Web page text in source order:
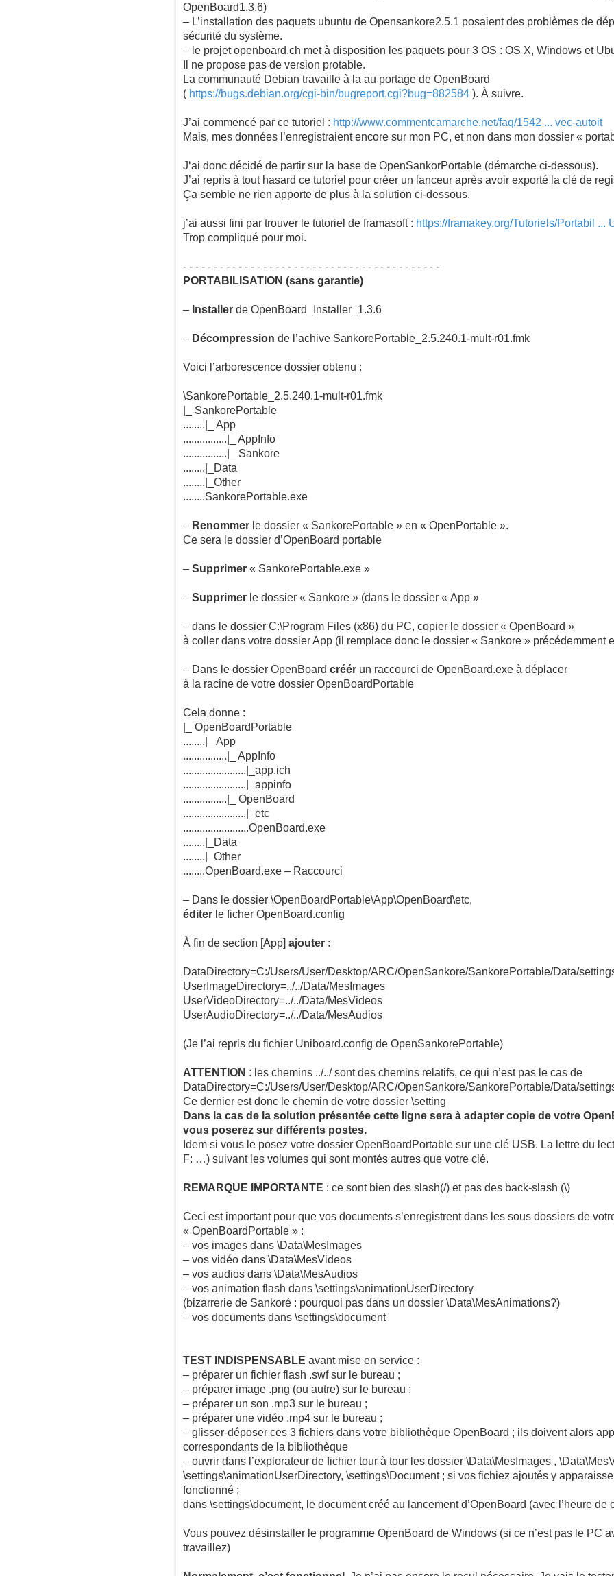
OpenBoard1.3.6)
– L’installation des paquets ubuntu de Opensankore2.5.1 posaient des problèmes de
sécurité du système.
– le projet openboard.ch met à disposition les paquets pour 3 OS : OS X, Windows et
Il ne propose pas de version protable.
La communauté Debian travaille à la au portage de OpenBoard
( https://bugs.debian.org/cgi-bin/bugreport.cgi?bug=882584). À suivre.
J’ai commencé par ce tutoriel : http://www.commentcamarche.net/faq/1542 ... vec-autoit
Mais, mes données l’enregistraient encore sur mon PC, et non dans mon dossier «
J‘ai donc décidé de partir sur la base de OpenSankorPortable (démarche ci-dessous).
J’ai repris à tout hasard ce tutoriel pour créer un lanceur après avoir exporté la clé de
Ça semble ne rien apporte de plus à la solution ci-dessous.
j’ai aussi fini par trouver le tutoriel de framasoft : https://framakey.org/Tutoriels/Portabil ...
Trop compliqué pour moi.
- - - - - - - - - - - - - - - - - - - - - - - - - - - - - - - - - - - - - - - - - -
PORTABILISATION (sans garantie)
– Installerde OpenBoard_Installer_1.3.6
– Décompression de l’achive SankorePortable_2.5.240.1-mult-r01.fmk
Voici l’arborescence dossier obtenu :
\SankorePortable_2.5.240.1-mult-r01.fmk
|_ SankorePortable
........|_ App
................|_ AppInfo
................|_ Sankore
........|_Data
........|_Other
........SankorePortable.exe
– Renommerle dossier « SankorePortable » en « OpenPortable ».
Ce sera le dossier d’OpenBoard portable
– Supprimer« SankorePortable.exe »
– Supprimerle dossier « Sankore » (dans le dossier « App »
– dans le dossier C:\Program Files (x86) du PC, copier le dossier « OpenBoard »
à coller dans votre dossier App (il remplace donc le dossier « Sankore » précédemment
– Dans le dossier OpenBoard créérun raccourci de OpenBoard.exe à déplacer
à la racine de votre dossier OpenBoardPortable
Cela donne :
|_ OpenBoardPortable
........|_ App
................|_ AppInfo
.......................|_app.ich
.......................|_appinfo
................|_ OpenBoard
.......................|_etc
........................OpenBoard.exe
........|_Data
........|_Other
........OpenBoard.exe – Raccourci
– Dans le dossier \OpenBoardPortable\App\OpenBoard\etc,
éditerle ficher OpenBoard.config
À fin de section [App] ajouter:
DataDirectory=C:/Users/User/Desktop/ARC/OpenSankore/SankorePortable/Data/
UserImageDirectory=../../Data/MesImages
UserVideoDirectory=../../Data/MesVideos
UserAudioDirectory=../../Data/MesAudios
(Je l’ai repris du fichier Uniboard.config de OpenSankorePortable)
ATTENTION : les chemins ../../ sont des chemins relatifs, ce qui n’est pas le cas de
DataDirectory=C:/Users/User/Desktop/ARC/OpenSankore/SankorePortable/Data/
Ce dernier est donc le chemin de votre dossier \setting
Dans la cas de la solution présentée cette ligne sera à adapter copie de votre
vous poserez sur différents postes.
Idem si vous le posez votre dossier OpenBoardPortable sur une clé USB. La lettre du
F: …) suivant les volumes qui sont montés autres que votre clé.
REMARQUE IMPORTANTE : ce sont bien des slash(/) et pas des back-slash (\)
Ceci est important pour que vos documents s’enregistrent dans les sous dossiers de
« OpenBoardPortable » :
– vos images dans \Data\MesImages
– vos vidéo dans \Data\MesVideos
– vos audios dans \Data\MesAudios
– vos animation flash dans \settings\animationUserDirectory
(bizarrerie de Sankoré : pourquoi pas dans un dossier \Data\MesAnimations?)
– vos documents dans \settings\document
TEST INDISPENSABLE avant mise en service :
– préparer un fichier flash .swf sur le bureau ;
– préparer image .png (ou autre) sur le bureau ;
– préparer un son .mp3 sur le bureau ;
– préparer une vidéo .mp4 sur le bureau ;
– glisser-déposer ces 3 fichiers dans votre bibliothèque OpenBoard ; ils doivent alors
correspondants de la bibliothèque
– ouvrir dans l’explorateur de fichier tour à tour les dossier \Data\MesImages ,
\settings\animationUserDirectory, \settings\Document ; si vos fichiez ajoutés y
fonctionné ;
dans \settings\document, le document créé au lancement d’OpenBoard (avec l’heure de
Vous pouvez désinstaller le programme OpenBoard de Windows (si ce n’est pas le PC
travaillez)